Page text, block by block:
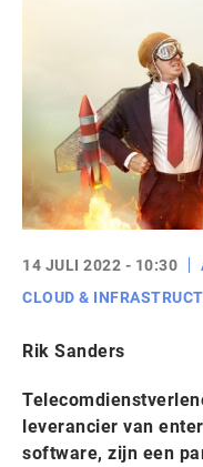
14 JULI 2022 - 10:30
CLOUD &
Rik Sanders
leverancier van
software, zijn een